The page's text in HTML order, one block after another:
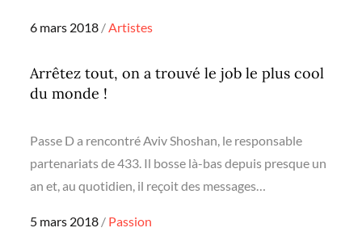
Posted
6 mars 2018 Artistes
Arrêtez tout, on a trouvé le job le plus cool
du monde !
Passe D a rencontré Aviv Shoshan, le responsable
partenariats de 433. Il bosse là-bas depuis presque un
an et, au quotidien, il reçoit des messages…
Posted
5 mars 2018 Passion